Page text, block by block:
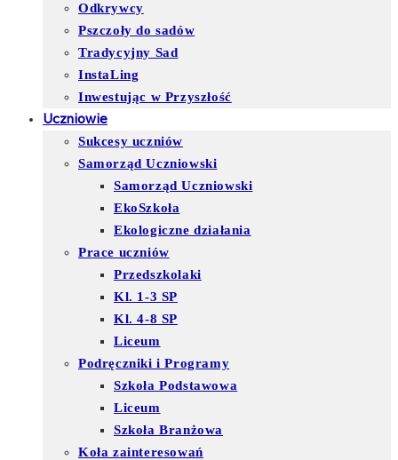
Odkrywcy
Pszczoły do sadów
Tradycyjny Sad
InstaLing
Inwestując w Przyszłość
Uczniowie
Sukcesy uczniów
Samorząd Uczniowski
Samorząd Uczniowski
EkoSzkoła
Ekologiczne działania
Prace uczniów
Przedszkolaki
Kl. 1-3 SP
Kl. 4-8 SP
Liceum
Podręczniki i Programy
Szkoła Podstawowa
Liceum
Szkoła Branżowa
Koła zainteresowań